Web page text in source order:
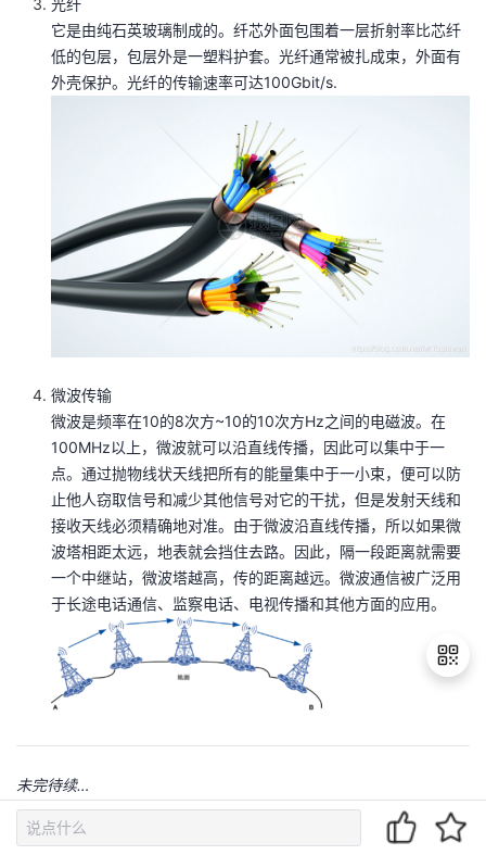
它是由纯石英玻璃制成的。纤芯外面包围着一层折射率比芯纤
低的包层，包层外是一塑料护套。光纤通常被扎成束，外面有
外壳保护。光纤的传输速率可达100Gbit/s.
微波传输
微波是频率在10的8次方~10的10次方Hz之间的电磁波。在
100MHz以上，微波就可以沿直线传播，因此可以集中于一
点。通过抛物线状天线把所有的能量集中于一小束，便可以防
止他人窃取信号和减少其他信号对它的干扰，但是发射天线和
接收天线必须精确地对准。由于微波沿直线传播，所以如果微
波塔相距太远，地表就会挡住去路。因此，隔一段距离就需要
一个中继站，微波塔越高，传的距离越远。微波通信被广泛用
于长途电话通信、监察电话、电视传播和其他方面的应用。
未完待续…